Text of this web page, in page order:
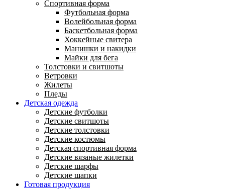
Спортивная форма
Футбольная форма
Волейбольная форма
Баскетбольная форма
Хоккейные свитера
Манишки и накидки
Майки для бега
Толстовки и свитшоты
Ветровки
Жилеты
Пледы
Детская одежда
Детские футболки
Детские свитшоты
Детские толстовки
Детские костюмы
Детская спортивная форма
Детские вязаные жилетки
Детские шарфы
Детские шапки
Готовая продукция